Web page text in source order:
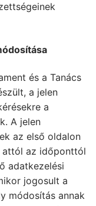
és a Tanács
a jelen
a
A jelen
az első oldalon
attól az időponttól
adatkezelési
jogosult a
módosítás annak